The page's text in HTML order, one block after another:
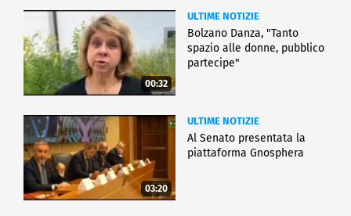
00:32
ULTIME NOTIZIE
Bolzano Danza, "Tanto
spazio alle donne, pubblico
partecipe"
03:20
ULTIME NOTIZIE
Al Senato presentata la
piattaforma Gnosphera